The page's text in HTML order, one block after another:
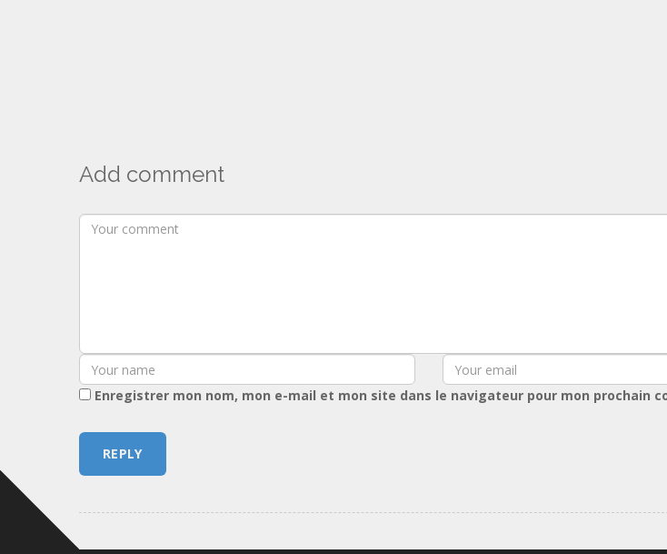
Add comment
Enregistrer mon nom, mon e-mail et mon site dans le navigateur pour mon prochain